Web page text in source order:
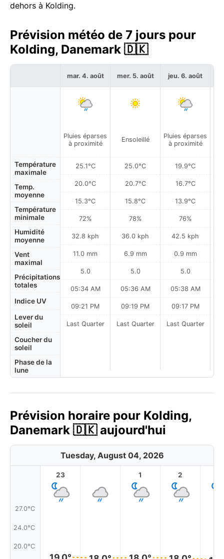
dehors à Kolding.
Prévision météo de 7 jours pour
Kolding, Danemark 🇩🇰
Température
maximale
Temp.
moyenne
Température
minimale
Humidité
moyenne
Vent
maximal
Précipitations
totales
Indice UV
Lever du
soleil
Coucher du
soleil
Phase de la
lune
mar. 4. août
Pluies éparses
à proximité
25.1°C
20.0°C
15.3°C
72%
32.8 kph
11.0 mm
5.0
05:34 AM
09:21 PM
Last Quarter
mer. 5. août
Ensoleillé
25.0°C
20.7°C
15.8°C
78%
36.0 kph
6.9 mm
5.0
05:36 AM
09:19 PM
Last Quarter
jeu. 6. août
Pluies éparses
à proximité
19.9°C
16.7°C
13.9°C
76%
42.5 kph
0.9 mm
5.0
05:38 AM
09:17 PM
Last Quarter
Prévision horaire pour Kolding,
Danemark 🇩🇰 aujourd'hui
Tuesday, August 04, 2026
27.0°C
24.0°C
20.0°C
23 1 2